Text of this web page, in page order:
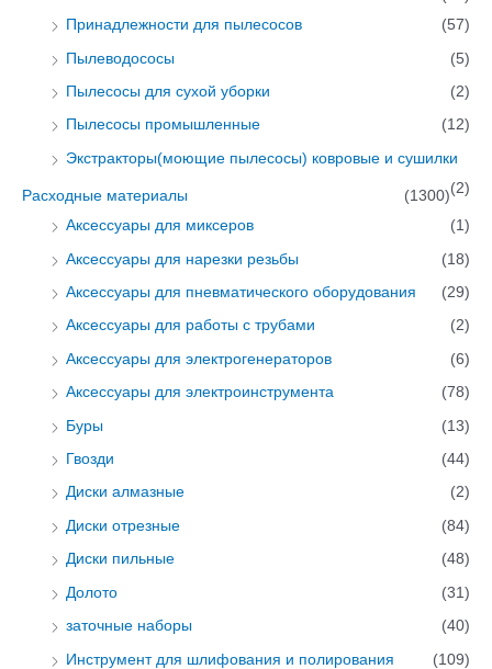
Принадлежности для пылесосов
(57)
Пылеводососы (5)
Пылесосы для сухой уборки (2)
Пылесосы промышленные (12)
Экстракторы(моющие пылесосы) ковровые и сушилки
(2)
Расходные материалы
(1300)
Аксессуары для миксеров
(1)
Аксессуары для нарезки резьбы (18)
Аксессуары для пневматического оборудования (29)
Аксессуары для работы с трубами (2)
Аксессуары для электрогенераторов (6)
Аксессуары для электроинструмента (78)
Буры (13)
Гвозди (44)
Диски алмазные (2)
Диски отрезные (84)
Диски пильные (48)
Долото (31)
заточные наборы (40)
Инструмент для шлифования и полирования (109)